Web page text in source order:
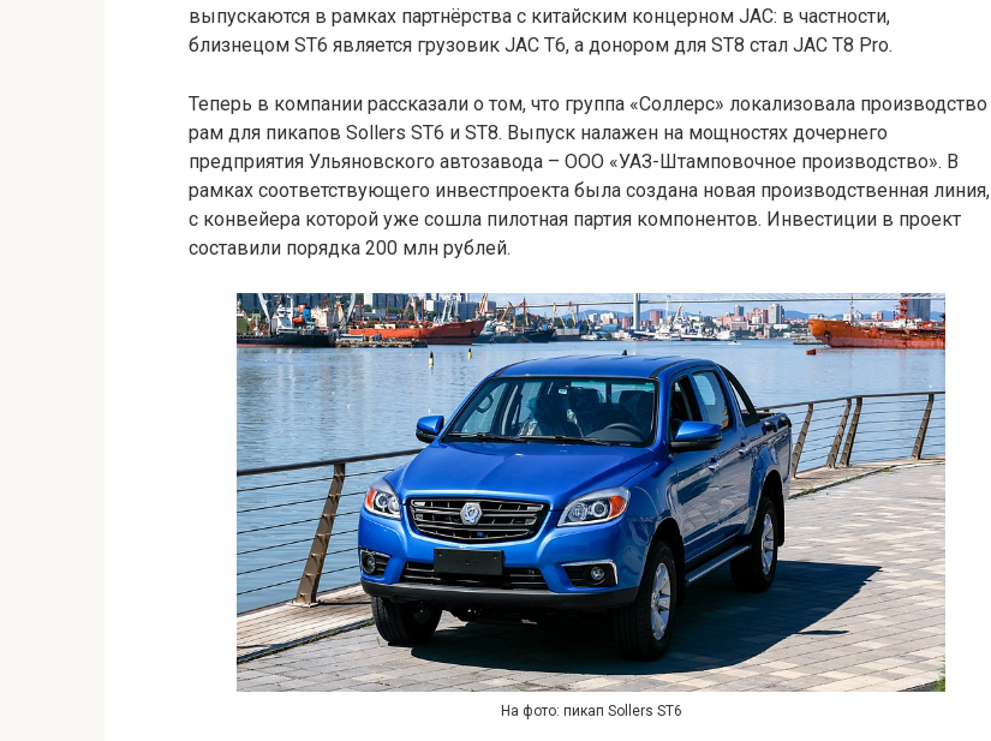
выпускаются в рамках партнёрства с китайским концерном JAC: в частности,
близнецом ST6 является грузовик JAC T6, а донором для ST8 стал JAC T8 Pro.
Теперь в компании рассказали о том, что группа «Соллерс» локализовала производство
рам для пикапов Sollers ST6 и ST8. Выпуск налажен на мощностях дочернего
предприятия Ульяновского автозавода – ООО «УАЗ-Штамповочное производство». В
рамках соответствующего инвестпроекта была создана новая производственная линия,
с конвейера которой уже сошла пилотная партия компонентов. Инвестиции в проект
составили порядка 200 млн рублей.
На фото: пикап Sollers ST6